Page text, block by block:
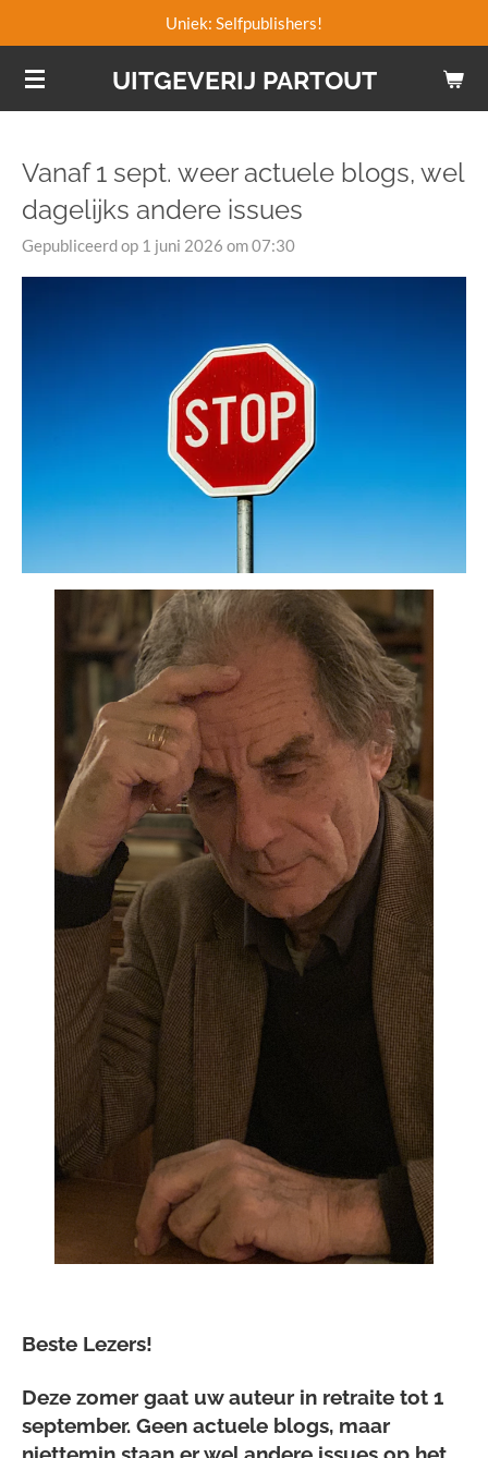
naar
de
UITGEVERIJ PARTOUT
Uniek: Selfpublishers!
Vanaf 1 sept. weer actuele blogs, wel
dagelijks andere issues
Gepubliceerd op 1 juni 2026 om 07:30
Beste Lezers!
Deze zomer gaat uw auteur in retraite tot 1
september. Geen actuele blogs, maar